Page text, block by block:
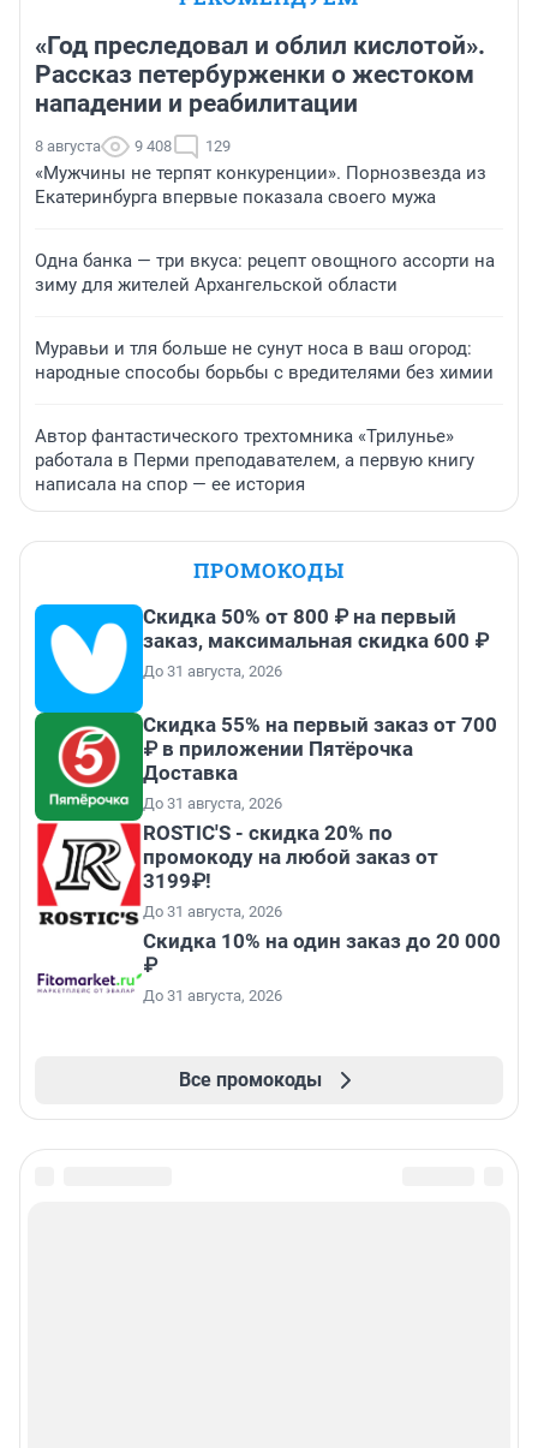
«Год преследовал и облил кислотой».
Рассказ петербурженки о жестоком
нападении и реабилитации
8 августа 9 408 129
«Мужчины не терпят конкуренции». Порнозвезда из
Екатеринбурга впервые показала своего мужа
Одна банка — три вкуса: рецепт овощного ассорти на
зиму для жителей Архангельской области
Муравьи и тля больше не сунут носа в ваш огород:
народные способы борьбы с вредителями без химии
Автор фантастического трехтомника «Трилунье»
работала в Перми преподавателем, а первую книгу
написала на спор — ее история
ПРОМОКОДЫ
Скидка 50% от 800 ₽ на первый
заказ, максимальная скидка 600 ₽
До 31 августа, 2026
Скидка 55% на первый заказ от 700
₽ в приложении Пятёрочка
Доставка
До 31 августа, 2026
ROSTIC'S - скидка 20% по
промокоду на любой заказ от
3199₽!
До 31 августа, 2026
Скидка 10% на один заказ до 20 000
₽
До 31 августа, 2026
Все промокоды